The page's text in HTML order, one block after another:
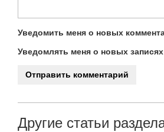
Уведомить меня о новых
Уведомлять меня о новых
Другие статьи